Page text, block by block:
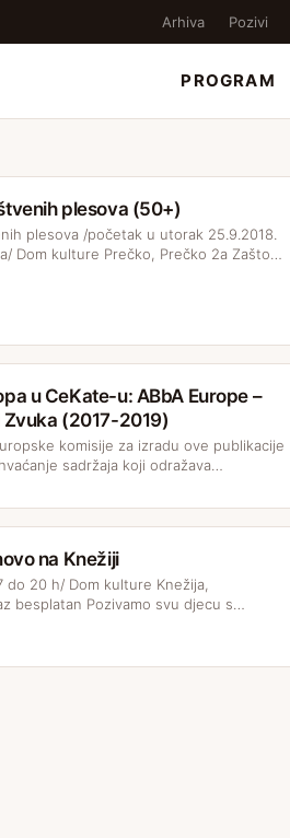
Arhiva Pozivi
PROGRAM
plesova (50+)
plesova /početak u utorak 25.9.2018.
Dom kulture Prečko, Prečko 2a Zašto…
u CeKate-u: ABbA Europe –
Zvuka (2017-2019)
komisije za izradu ove publikacije
sadržaja koji odražava…
na Knežiji
do 20 h/ Dom kulture Knežija,
besplatan Pozivamo svu djecu s…